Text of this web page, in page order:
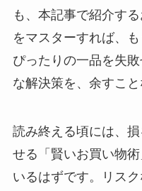
も、本記事で紹介す
をマスターすれば、
ぴったりの一品を失
な解決策を、余すこ
読み終える頃には、
せる「賢いお買い物
いるはずです。リス